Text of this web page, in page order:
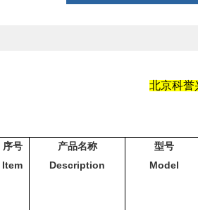
北京科誉
序号
Item
产品名称
Description
型号
Model